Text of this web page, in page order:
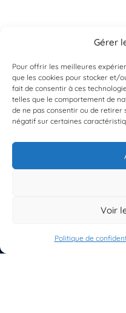
Gérer
Pour offrir les meilleures
que les cookies pour stocker et/
fait de consentir à ces
telles que le comportement de
de ne pas consentir ou de
négatif sur certaines
Voir
Politique de
S'INSCRIRE